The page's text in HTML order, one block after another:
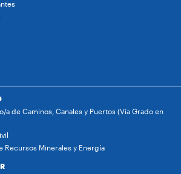
a de Caminos, Canales y Puertos (Vía Grado en
Recursos Minerales y Energía